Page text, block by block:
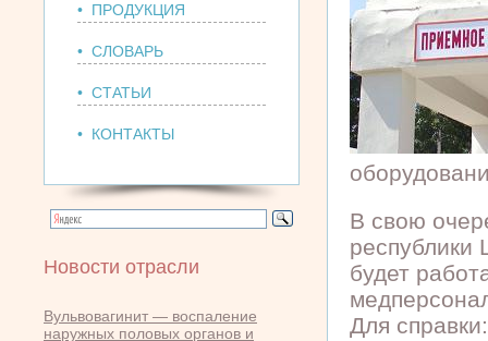
• ПРОДУКЦИЯ
• СЛОВАРЬ
• СТАТЬИ
• КОНТАКТЫ
Новости отрасли
Вульвовагинит — воспаление
наружных половых органов и
В свою
республики
будет
Для справки: